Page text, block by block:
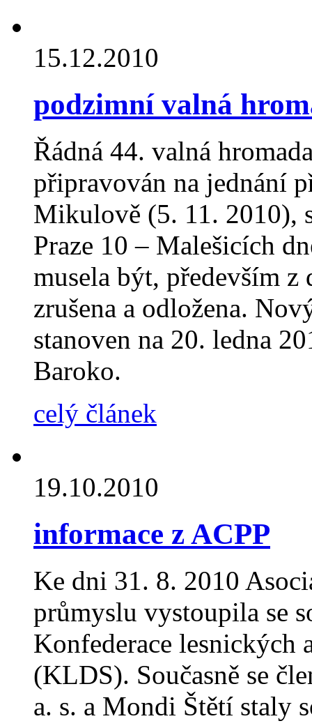
15.12.2010
podzimní valná
Řádná 44. valná
připravován na jednání
Mikulově (5. 11. 2010),
Praze 10 – Malešicích
musela být, především
zrušena a odložena.
stanoven na 20. ledna
Baroko.
celý článek
19.10.2010
informace z ACPP
Ke dni 31. 8. 2010
průmyslu vystoupila se
Konfederace lesnických
(KLDS). Současně se
a. s. a Mondi Štětí staly